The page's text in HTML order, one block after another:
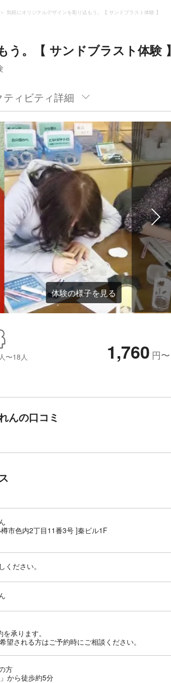
気軽にオリジナルデザインを彫り込もう。【 サンドブラスト体験 】
。【 サンドブラスト体験 】
ティビティ詳細
体験の様子を見る
〜18人 1,760 円〜
んの口コミ
市色内2丁目11番3号 ]秦ビル1F
ください。
承ります。
望される方はご予約時にご相談ください。
方
から徒歩約5分